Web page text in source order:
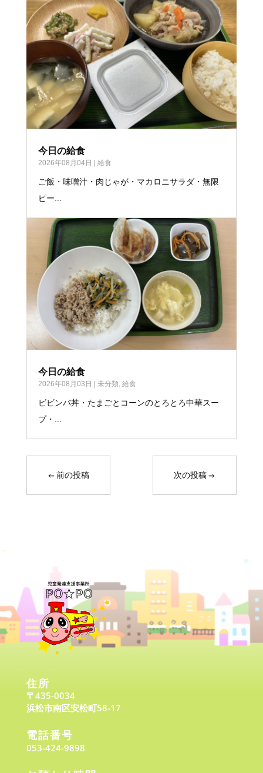
今日の給食
2026年08月04日 給食
ご飯・味噌汁・肉じゃが・マカロニサラダ・無限
ピー...
今日の給食
2026年08月03日 未分類, 給食
ビビンバ丼・たまごとコーンのとろとろ中華スー
プ・...
←前の投稿 次の投稿→
住所
〒435-0034
浜松市南区安松町58-17
電話番号
053-424-9898